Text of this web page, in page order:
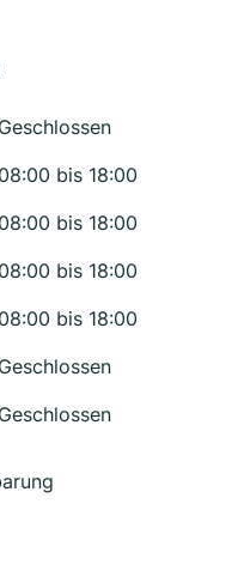
Geschlossen
08:00 bis 18:00
08:00 bis 18:00
08:00 bis 18:00
08:00 bis 18:00
Geschlossen
Geschlossen